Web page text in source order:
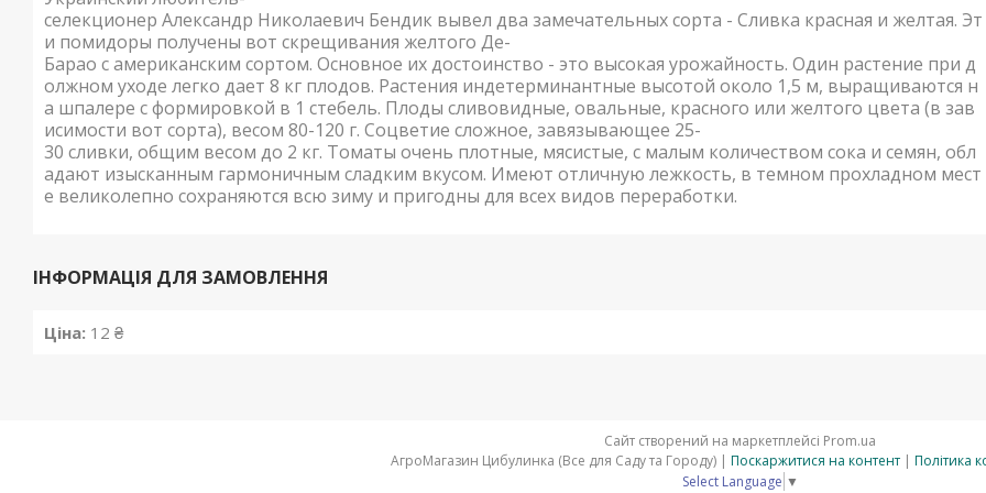
селекционер Александр Николаевич Бендик вывел два замечательных сорта - Сливка красная и желтая. Эт
и помидоры получены вот скрещивания желтого Де-
Барао с американским сортом. Основное их достоинство - это высокая урожайность. Один растение при д
олжном уходе легко дает 8 кг плодов. Растения индетерминантные высотой около 1,5 м, выращиваются н
а шпалере с формировкой в 1 стебель. Плоды сливовидные, овальные, красного или желтого цвета (в зав
исимости вот сорта), весом 80-120 г. Соцветие сложное, завязывающее 25-
30 сливки, общим весом до 2 кг. Томаты очень плотные, мясистые, с малым количеством сока и семян, обл
адают изысканным гармоничным сладким вкусом. Имеют отличную лежкость, в темном прохладном мест
е великолепно сохраняются всю зиму и пригодны для всех видов переработки.
ІНФОРМАЦІЯ ДЛЯ ЗАМОВЛЕННЯ
Ціна: 12 ₴
Сайт створений на маркетплейсі Prom.ua
АгроМагазин Цибулинка (Все для Саду та Городу) | Поскаржитися на контент | Політика
Select Language ▼